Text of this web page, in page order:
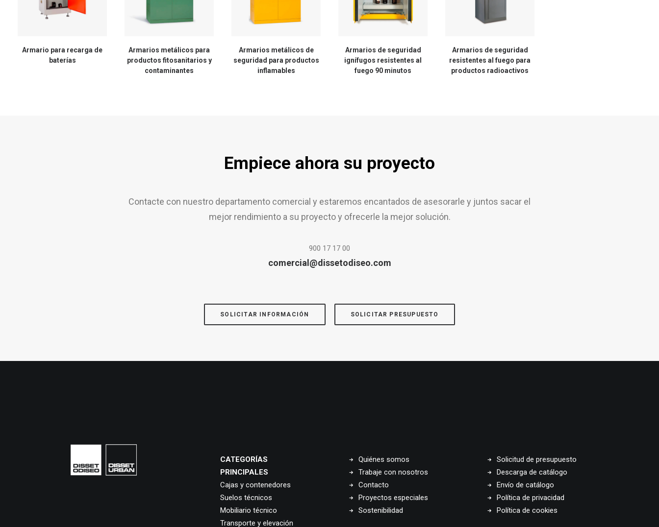
Armario para recarga de
baterías
Armarios metálicos para
productos fitosanitarios y
contaminantes
Armarios metálicos de
seguridad para productos
inflamables
Armarios de seguridad
ignífugos resistentes al
fuego 90 minutos
Armarios de seguridad
resistentes al fuego para
productos radioactivos
Empiece ahora su proyecto
Contacte con nuestro departamento comercial y estaremos encantados de asesorarle y juntos sacar el
mejor rendimiento a su proyecto y ofrecerle la mejor solución.
900 17 17 00
comercial@dissetodiseo.com
SOLICITAR INFORMACIÓN SOLICITAR PRESUPUESTO
CATEGORÍAS
PRINCIPALES
Cajas y contenedores
Suelos técnicos
Mobiliario técnico
Transporte y elevación
Quiénes somos
Trabaje con nosotros
Contacto
Proyectos especiales
Sostenibilidad
Solicitud de presupuesto
Descarga de catálogo
Envío de catálogo
Política de privacidad
Política de cookies